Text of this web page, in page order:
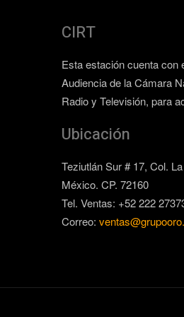
CIRT
Esta estación cuenta con
Audiencia de la Cámara
Radio y Televisión, para
Ubicación
Teziutlán Sur # 17, Col.
México. CP. 72160
Tel. Ventas: +52 222
Correo: